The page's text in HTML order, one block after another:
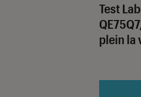
Test
plein la